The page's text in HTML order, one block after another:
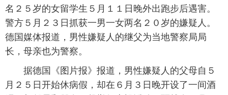
图片 视频 彩票 食品
旅游 健康 信息化 数据
富媒体 摄影 新华广播
名２５岁的女留学生５月１１日晚外出跑步后遇害。
警方５月２３日抓获一男一女两名２０岁的嫌疑人。
德国媒体报道，男性嫌疑人的继父为当地警察局局
长，母亲也为警察。
据德国《图片报》报道，男性嫌疑人的父母自５
月２５日开始休病假，却在６月３日晚开设了一间酒